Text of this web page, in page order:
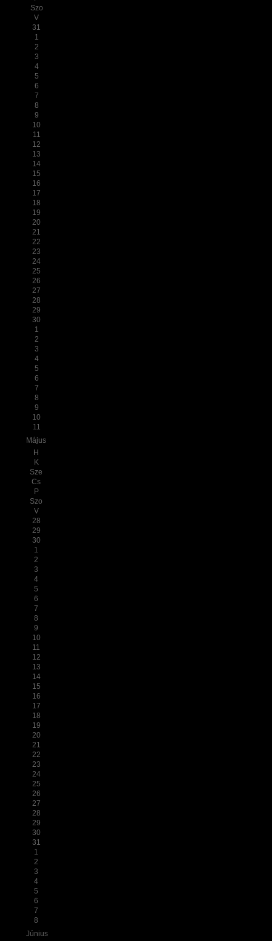
Szo
V
31
1
2
3
4
5
6
7
8
9
10
11
12
13
14
15
16
17
18
19
20
21
22
23
24
25
26
27
28
29
30
1
2
3
4
5
6
7
8
9
10
11
Május
H
K
Sze
Cs
P
Szo
V
28
29
30
1
2
3
4
5
6
7
8
9
10
11
12
13
14
15
16
17
18
19
20
21
22
23
24
25
26
27
28
29
30
31
1
2
3
4
5
6
7
8
Június